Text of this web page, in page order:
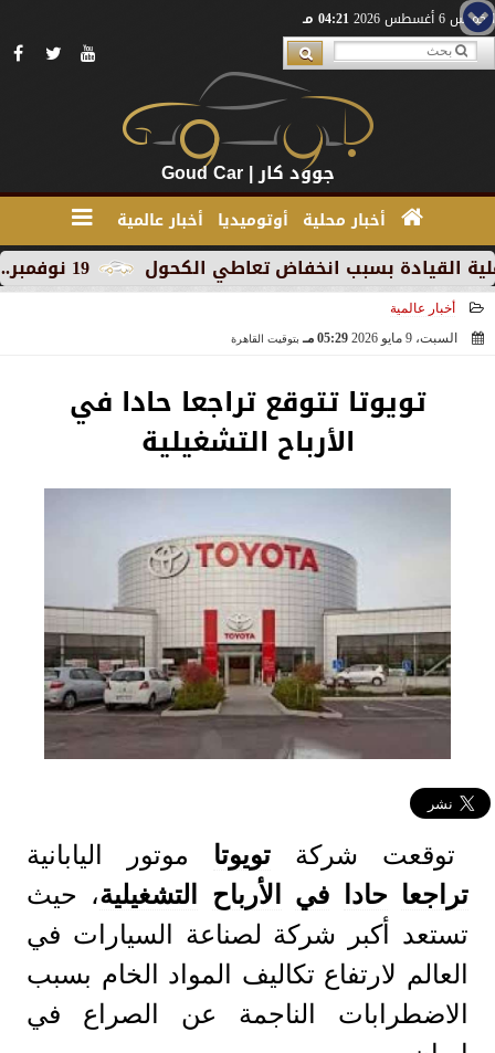
الخميس 6 أغسطس 2026 04:21 مـ
جوود كار | Goud Car
أخبار محلية أوتوميديا أخبار عالمية
19 نوفمبر.. إنطلاق 《أوتو إكس》 أكبر معرض لموزعين السيارات المعتمدين في مصر بسبب انخفاض تعاطي الكحول
أخبار عالمية
السبت، 9 مايو 2026
05:29 مـ بتوقيت القاهرة
تويوتا تتوقع تراجعا حادا في
الأرباح التشغيلية
توقعت شركة تويوتا موتور اليابانية
تراجعا حادا في الأرباح التشغيلية، حيث
تستعد أكبر شركة لصناعة السيارات في
العالم لارتفاع تكاليف المواد الخام بسبب
الاضطرابات الناجمة عن الصراع في